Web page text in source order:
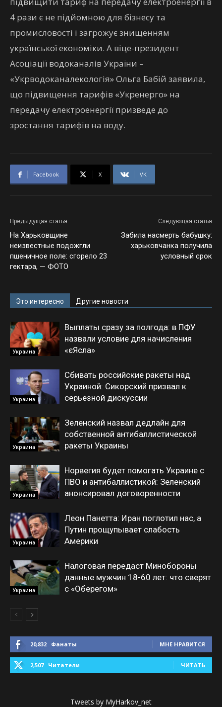
4 рази є не підйомною для бізнесу та
промисловості і загрожує знищенням
української економіки. А віце-президент
Асоціації водоканалів України –
«Укрводоканалекологія» Ольга Бабій заявила,
що підвищення тарифів «Укренерго» на
передачу електроенергії призведе до
зростання тарифів на воду.
Facebook X VK
Предыдущая статья
На Харьковщине
неизвестные подожгли
пшеничное поле: сгорело 23
гектара, — ФОТО
Следующая статья
Забила насмерть бабушку:
харьковчанка получила
условный срок
Это интересно Другие новости
Украина
Выплаты сразу за полгода: в ПФУ
назвали условие для начисления
«єЯсла»
Украина
Сбивать российские ракеты над
Украиной: Сикорский призвал к
серьезной дискуссии
Украина
Зеленский назвал дедлайн для
собственной антибаллистической
ракеты Украины
Украина
Норвегия будет помогать Украине с
ПВО и антибаллистикой: Зеленский
анонсировал договоренности
Украина
Леон Панетта: Иран поглотил нас, а
Путин прощупывает слабость
Америки
Украина
Налоговая передаст Минобороны
данные мужчин 18-60 лет: что сверят
с «Оберегом»
20,832 Фанаты МНЕ НРАВИТСЯ
2,507 Читатели ЧИТАТЬ
Tweets by MyHarkov_net